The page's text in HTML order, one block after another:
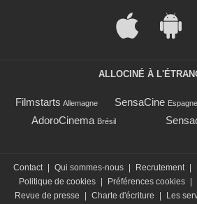
ALLOCINÉ À
Filmstarts Allemagne SensaCine Espagne
AdoroCinema Brésil
Contact | Qui sommes-nous | Recrutement |
Politique de cookies | Préférences cookies |
Revue de presse
| Charte d'écriture | Les